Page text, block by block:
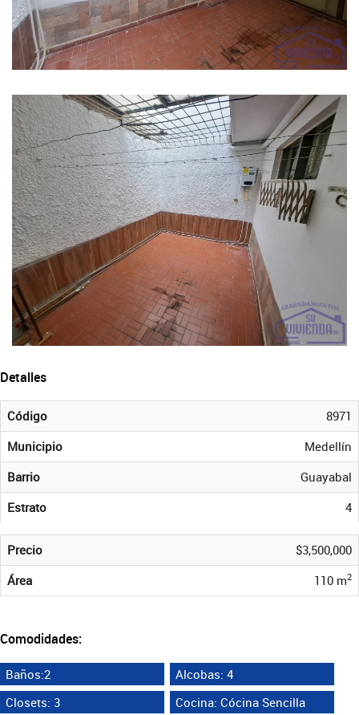
Detalles
Código
8971
Municipio
Medellín
Barrio
Guayabal
Estrato
4
Precio
$3,500,000
Área
110 m2
Comodidades:
Baños:2
Alcobas: 4
Closets: 3
Cocina: Cócina Sencilla